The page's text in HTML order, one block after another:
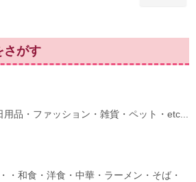
さがす
用品・ファッション・雑貨・ペット・etc...
・・和食・洋食・中華・ラーメン・そば・